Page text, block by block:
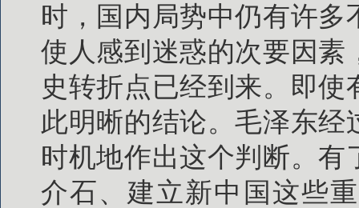
时，国内局势中仍有许
使人感到迷惑的次要因素
史转折点已经到来。即
此明晰的结论。毛泽东
时机地作出这个判断。
介石、建立新中国这些